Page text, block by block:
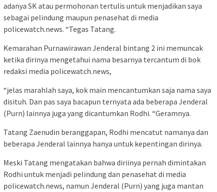
adanya SK atau permohonan tertulis untuk menjadikan saya
sebagai pelindung maupun penasehat di media
policewatch.news. “Tegas Tatang.
Kemarahan Purnawirawan Jenderal bintang 2 ini memuncak
ketika dirinya mengetahui nama besarnya tercantum di bok
redaksi media policewatch.news,
“jelas marahlah saya, kok main mencantumkan saja nama saya
disituh. Dan pas saya bacapun ternyata ada beberapa Jenderal
(Purn) lainnya juga yang dicantumkan Rodhi. “Geramnya.
Tatang Zaenudin beranggapan, Rodhi mencatut namanya dan
beberapa Jenderal lainnya hanya untuk kepentingan dirinya.
Meski Tatang mengatakan bahwa diriinya pernah dimintakan
Rodhi untuk menjadi pelindung dan penasehat di media
policewatch.news, namun Jenderal (Purn) yang juga mantan